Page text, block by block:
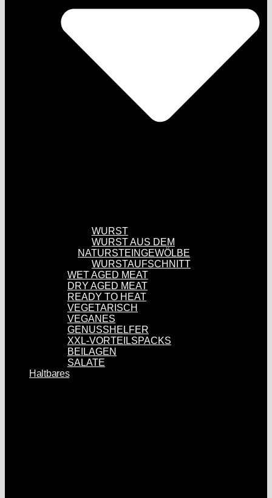
WURST
WURST AUS DEM
NATURSTEINGEWÖLBE
WURSTAUFSCHNITT
WET AGED MEAT
DRY AGED MEAT
READY TO HEAT
VEGETARISCH
VEGANES
GENUSSHELFER
XXL-VORTEILSPACKS
BEILAGEN
SALATE
Haltbares